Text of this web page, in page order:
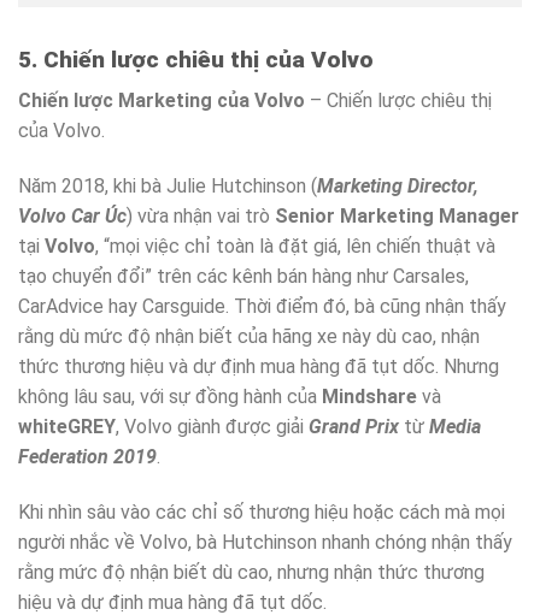
5. Chiến lược chiêu thị của Volvo
Chiến lược Marketing của Volvo – Chiến lược chiêu thị
của Volvo.
Năm 2018, khi bà Julie Hutchinson (Marketing Director,
Volvo Car Úc) vừa nhận vai trò Senior Marketing Manager
tại Volvo, “mọi việc chỉ toàn là đặt giá, lên chiến thuật và
tạo chuyển đổi” trên các kênh bán hàng như Carsales,
CarAdvice hay Carsguide. Thời điểm đó, bà cũng nhận thấy
rằng dù mức độ nhận biết của hãng xe này dù cao, nhận
thức thương hiệu và dự định mua hàng đã tụt dốc. Nhưng
không lâu sau, với sự đồng hành của Mindshare và
whiteGREY, Volvo giành được giải Grand Prix từ Media
Federation 2019.
Khi nhìn sâu vào các chỉ số thương hiệu hoặc cách mà mọi
người nhắc về Volvo, bà Hutchinson nhanh chóng nhận thấy
rằng mức độ nhận biết dù cao, nhưng nhận thức thương
hiệu và dự định mua hàng đã tụt dốc.